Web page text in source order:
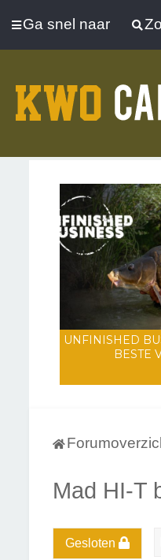
Ga snel naar
UNFINISHED
BESTE
Mad HI-T
Gesloten